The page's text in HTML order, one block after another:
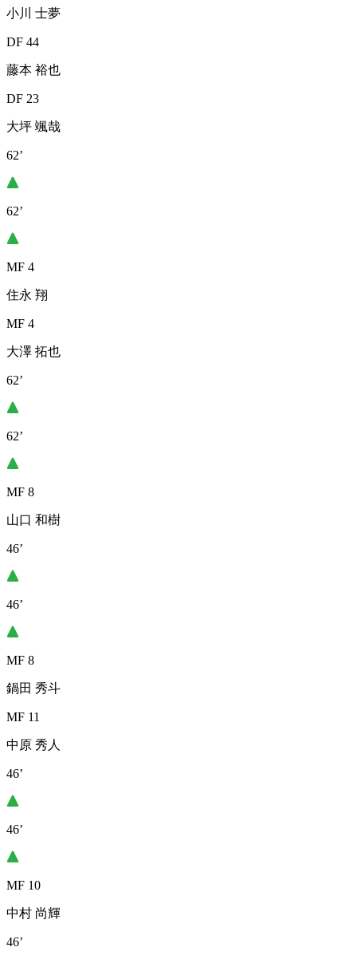
小川 士夢
DF 44
藤本 裕也
DF 23
大坪 颯哉
62’
62’
MF 4
住永 翔
MF 4
大澤 拓也
62’
62’
MF 8
山口 和樹
46’
46’
MF 8
鍋田 秀斗
MF 11
中原 秀人
46’
46’
MF 10
中村 尚輝
46’